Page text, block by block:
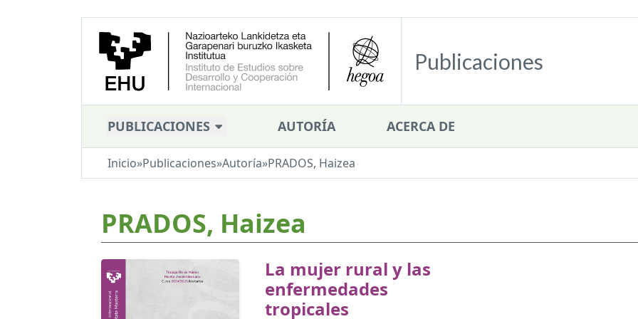
Publicaciones
PUBLICACIONES AUTORÍA ACERCA DE
Inicio»Publicaciones»Autoría»PRADOS, Haizea
PRADOS, Haizea
La mujer rural y las
enfermedades
tropicales